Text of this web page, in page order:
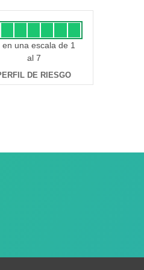
en una escala de 1
al 7
DE RIESGO